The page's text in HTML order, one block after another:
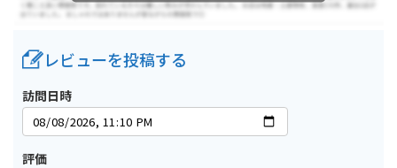
レビューを投稿する
訪問日時
評価